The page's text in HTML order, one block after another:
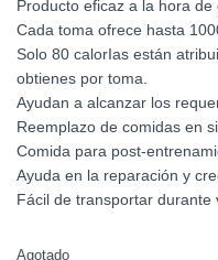
Producto eficaz a la hora de
Cada toma ofrece hasta
Solo 80 calorIas están
obtienes por toma.
Ayudan a alcanzar los
Reemplazo de comidas en
Comida para post-
Ayuda en la reparación y
Fácil de transportar durante
Agotado